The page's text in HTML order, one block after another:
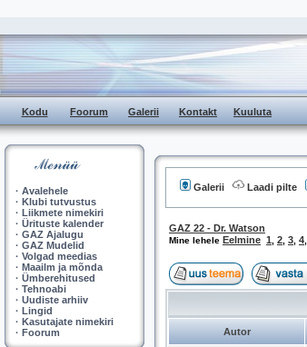
Kodu Foorum Galerii Kontakt Kuuluta
· Avalehele
· Klubi tutvustus
· Liikmete nimekiri
· Ürituste kalender
· GAZ Ajalugu
· GAZ Mudelid
· Volgad meedias
· Maailm ja mõnda
· Ümberehitused
· Tehnoabi
· Uudiste arhiiv
· Lingid
· Kasutajate nimekiri
· Foorum
Galerii Laadi pilte
GAZ 22 - Dr. Watson
Mine lehele Eelmine 1 2 3 4
Autor